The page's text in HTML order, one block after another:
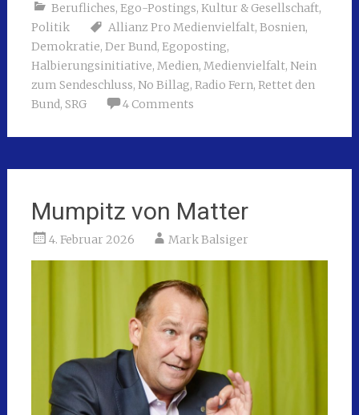
Berufliches, Ego-Postings, Kultur & Gesellschaft,
Politik
Allianz Pro Medienvielfalt, Bosnien,
Demokratie, Der Bund, Egoposting,
Halbierungsinitiative, Medien, Medienvielfalt, Nein
zum Sendeschluss, No Billag, Radio Fern, Rettet den
Bund, SRG 4 Comments
Mumpitz von Matter
4. Februar 2026 Mark Balsiger